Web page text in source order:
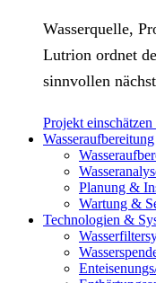
Wasserquelle,
Lutrion ordnet
sinnvollen
Projekt einschätzen
Wasseraufbereitung
Planung &
Wartung &
Technologien &